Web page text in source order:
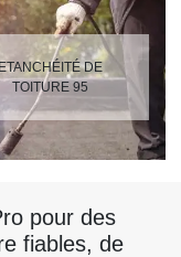
ETANCHÉITÉ DE
TOITURE 95
pour des
fiables, de